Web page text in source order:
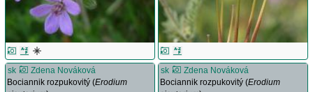
sk
Zdena Nováková
Bociannik rozpukovitý (Erodium
sk
Zdena Nováková
Bociannik rozpukovitý (Erodium